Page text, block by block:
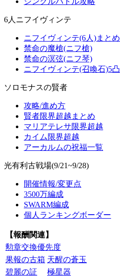
6人ニフイヴィンテ
ニフイヴィンテ(6人)まとめ
禁命の魔槍(ニフ槍)
禁命の溟弦(ニフ琴)
ニフイヴィンテ(召喚石)5凸
ソロモナスの賢者
攻略/進め方
賢者限界超越まとめ
マリアテレサ限界超越
カイム限界超越
アーカルムの祝福一覧
光有利古戦場(9/21~9/28)
開催情報/変更点
3500万編成
SWARM編成
個人ランキングボーダー
【報酬関連】
勲章交換優先度
果報の古箱 天醒の蒼玉
碧麗の証
極星器